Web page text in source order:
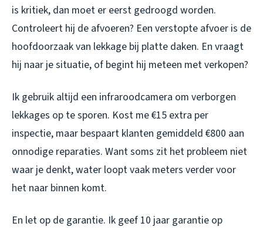
is kritiek, dan moet er eerst gedroogd worden.
Controleert hij de afvoeren? Een verstopte afvoer is de
hoofdoorzaak van lekkage bij platte daken. En vraagt
hij naar je situatie, of begint hij meteen met verkopen?
Ik gebruik altijd een infraroodcamera om verborgen
lekkages op te sporen. Kost me €15 extra per
inspectie, maar bespaart klanten gemiddeld €800 aan
onnodige reparaties. Want soms zit het probleem niet
waar je denkt, water loopt vaak meters verder voor
het naar binnen komt.
En let op de garantie. Ik geef 10 jaar garantie op